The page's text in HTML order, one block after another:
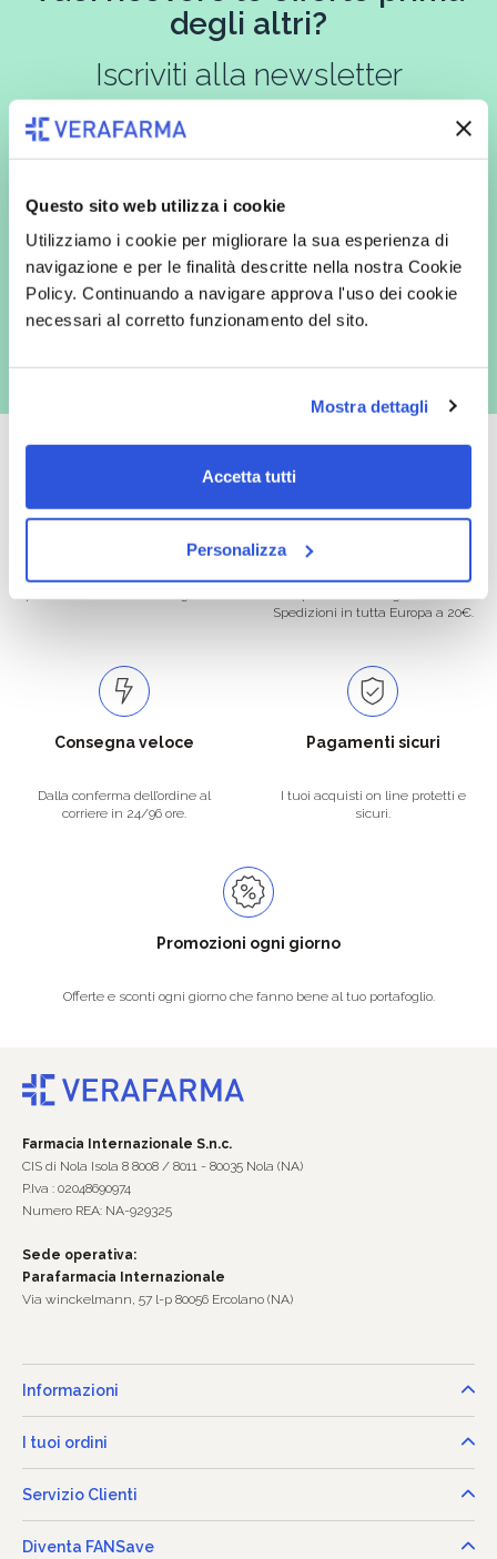
Questo sito web utilizza i cookie
Utilizziamo i cookie per migliorare la sua esperienza di
navigazione e per le finalità descritte nella nostra Cookie
Policy. Continuando a navigare approva l'uso dei cookie
necessari al corretto funzionamento del sito.
Mostra dettagli
Accetta tutti
Personalizza
degli altri?
Iscriviti alla newsletter
redatta ai sensi del Regolamento EU 2016/679, acconsento
commerciali da parte di Verafarma, tra cui invio di comunicazioni
marketing (con modalità telematiche - quali ad es. newsletter ed e-mail
con inviti e comunicazioni commerciali - e modalità tradizionali, quali ad
es. posta cartacea)
Oltre 50.000 prodotti
Catalogo prodotti ampio e completo
Spedizione gratuita
Con un acquisto minimo di 29.90 €
Spedizioni in tutta Europa a 20€.
Consegna veloce
Dalla conferma dell’ordine al
corriere in 24/96 ore.
Pagamenti sicuri
I tuoi acquisti on line protetti e
sicuri.
Promozioni ogni giorno
Offerte e sconti ogni giorno che fanno bene al tuo portafoglio.
Farmacia Internazionale S.n.c.
CIS di Nola Isola 8 8008 / 8011 - 80035 Nola (NA)
P.Iva : 02048690974
Numero REA: NA-929325
Sede operativa:
Parafarmacia Internazionale
Via winckelmann, 57 l-p 80056 Ercolano (NA)
Informazioni
I tuoi ordini
Servizio Clienti
Diventa FANSave